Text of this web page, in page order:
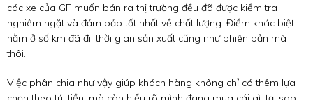
các xe của GF muốn bán ra thị trường đều đã được kiểm tra
nghiêm ngặt và đảm bảo tốt nhất về chất lượng. Điểm khác biệt
nằm ở số km đã đi, thời gian sản xuất cũng như phiên bản mà
thôi.
Việc phân chia như vậy giúp khách hàng không chỉ có thêm lựa